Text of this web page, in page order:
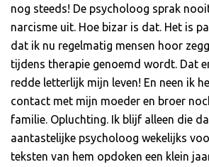
nog steeds! De psycholoog sprak
narcisme uit. Hoe bizar is dat. Het is
dat ik nu regelmatig mensen hoor
tijdens therapie genoemd wordt. Dat
redde letterlijk mijn leven! En neen ik
contact met mijn moeder en broer
familie. Opluchting. Ik blijf alleen die
aantastelijke psycholoog wekelijks
teksten van hem opdoken een klein